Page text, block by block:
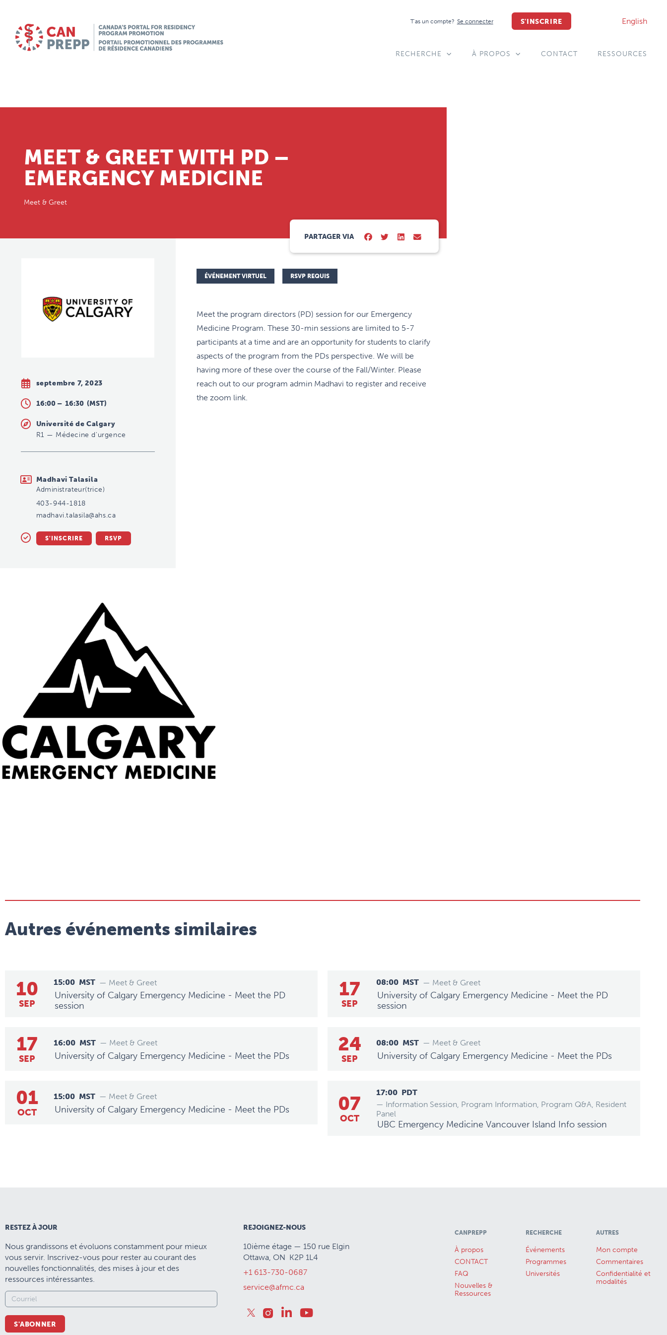
T'as un compte? Se connecter S'INSCRIRE English
RECHERCHE À PROPOS CONTACT RESSOURCES
MEET & GREET WITH PD –
EMERGENCY MEDICINE
Meet & Greet
septembre 7, 2023
16:00 – 16:30 (MST)
Université de Calgary
R1 — Médecine d'urgence
Madhavi Talasila
Administrateur(trice)
403-944-1818
madhavi.talasila@ahs.ca
S'INSCRIRE RSVP
PARTAGER VIA
ÉVÉNEMENT VIRTUEL RSVP REQUIS
Meet the program directors (PD) session for our Emergency
Medicine Program. These 30-min sessions are limited to 5-7
participants at a time and are an opportunity for students to clarify
aspects of the program from the PDs perspective. We will be
having more of these over the course of the Fall/Winter. Please
reach out to our program admin Madhavi to register and receive
the zoom link.
Autres événements similaires
10
SEP
15:00 MST — Meet & Greet
University of Calgary Emergency Medicine - Meet the PD
session
17
SEP
08:00 MST — Meet & Greet
University of Calgary Emergency Medicine - Meet the PD
session
17
SEP
16:00 MST — Meet & Greet
University of Calgary Emergency Medicine - Meet the PDs
24
SEP
08:00 MST — Meet & Greet
University of Calgary Emergency Medicine - Meet the PDs
01
OCT
15:00 MST — Meet & Greet
University of Calgary Emergency Medicine - Meet the PDs 07
OCT
17:00 PDT
— Information Session, Program Information, Program Q&A, Resident
Panel
UBC Emergency Medicine Vancouver Island Info session
RESTEZ À JOUR
Nous grandissons et évoluons constamment pour mieux
vous servir. Inscrivez-vous pour rester au courant des
nouvelles fonctionnalités, des mises à jour et des
ressources intéressantes.
S'ABONNER
REJOIGNEZ-NOUS
10ième étage — 150 rue Elgin
Ottawa, ON K2P 1L4
+1 613-730-0687
service@afmc.ca
CANPREPP
À propos
CONTACT
FAQ
Nouvelles &
Ressources
RECHERCHE
Événements
Programmes
Universités
AUTRES
Mon compte
Commentaires
Confidentialité et
modalités